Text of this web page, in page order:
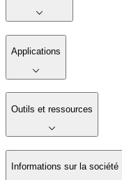
Applications
Outils et ressources
Informations sur la société